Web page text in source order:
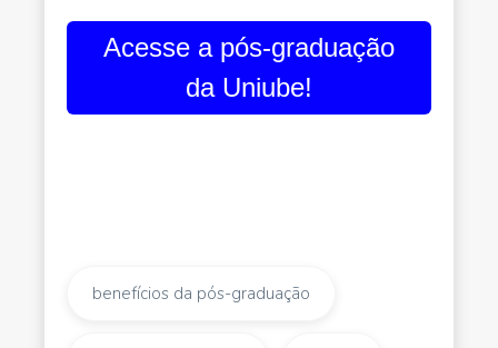
Acesse a pós-graduação
da Uniube!
benefícios da pós-graduação